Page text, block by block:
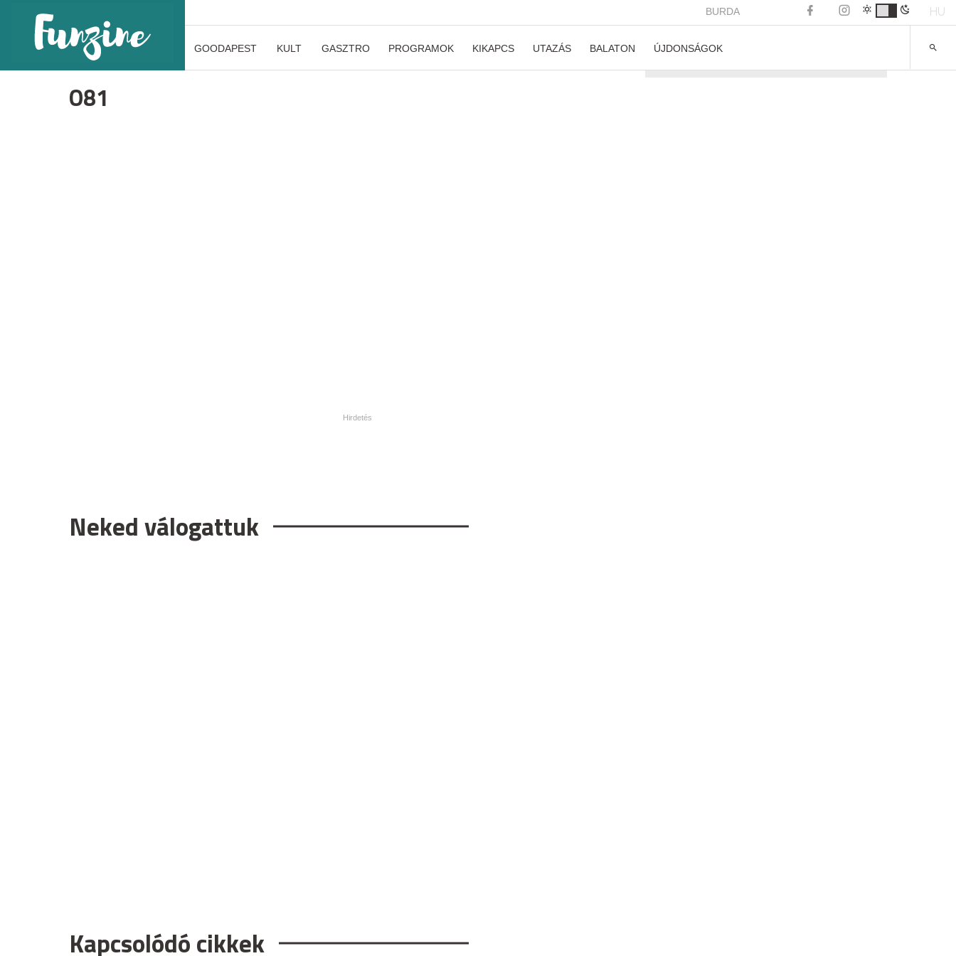
BURDA HU
GOODAPEST KULT GASZTRO PROGRAMOK KIKAPCS UTAZÁS BALATON ÚJDONSÁGOK
O81
Neked válogattuk
Kapcsolódó cikkek